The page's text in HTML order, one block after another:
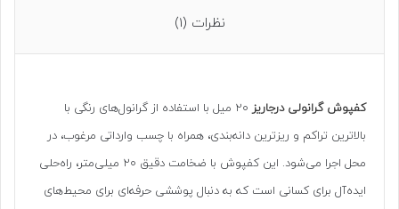
نظرات (1)
کفپوش گرانولی درجاریز
۲۰ میل با استفاده از گرانول‌های رنگی با
بالاترین تراکم و ریزترین دانه‌بندی، همراه با چسب وارداتی مرغوب، در
محل اجرا می‌شود. این کفپوش با ضخامت دقیق ۲۰ میلی‌متر، راه‌حلی
ایده‌آل برای کسانی است که به دنبال پوششی حرفه‌ای برای محیط‌های